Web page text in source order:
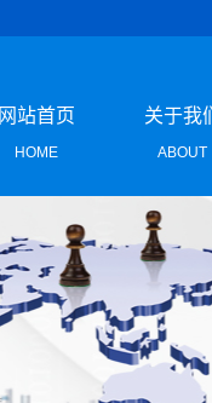
网站首页
HOME
关于我们
ABOUT
企业形
荣誉资
团队风
联系我